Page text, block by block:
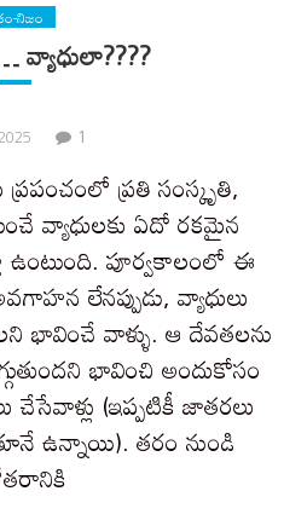
నిజం
1
ప్రతి సంస్కృతి,
వ్యాధులకు ఏదో రకమైన
ఉంటుంది. పూర్వకాలంలో ఈ
లేనప్పుడు, వ్యాధులు
భావించే వాళ్ళు. ఆ దేవతలను
భావించి అందుకోసం
చేసేవాళ్లు (ఇప్పటికీ జాతరలు
ఉన్నాయి). తరం నుండి